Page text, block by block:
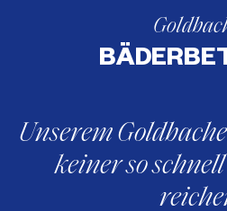
Unserem
keiner so